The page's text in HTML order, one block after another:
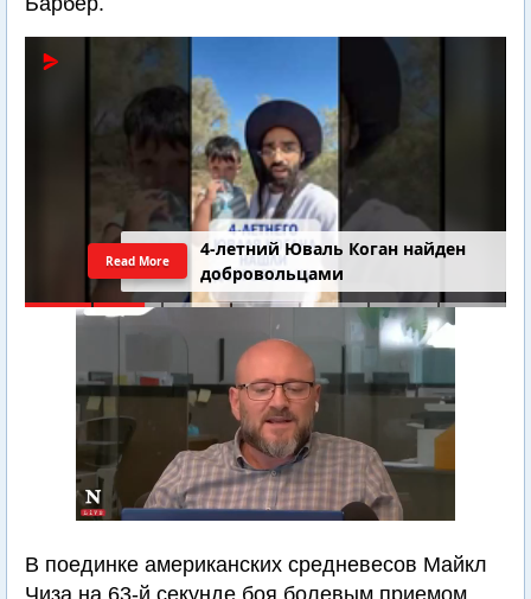
4-летний Юваль Коган найден
добровольцами
Read More
В поединке американских средневесов Майкл
Чиза на 63-й секунде боя болевым приемом